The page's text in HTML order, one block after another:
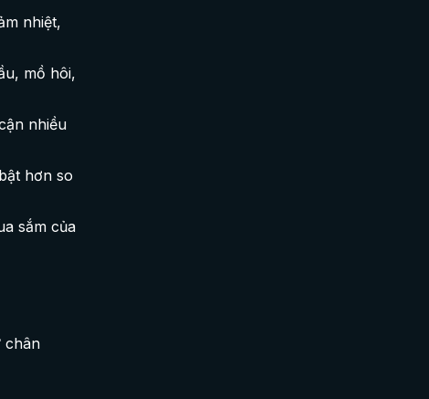
nhiệt,
mồ hôi,
nhiều
hơn so
sắm của
chân